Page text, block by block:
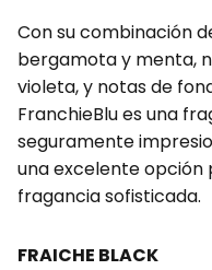
Con su combinación
bergamota y menta,
violeta, y notas de
FranchieBlu es una
seguramente
una excelente opción
fragancia sofisticada.
FRAICHE BLACK